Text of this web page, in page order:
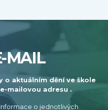
MAIL
o aktuálním dění ve škole
mailovou adresu .
o jednotlivých